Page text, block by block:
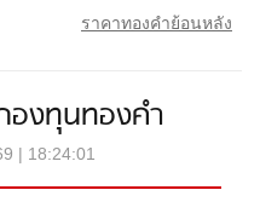
ราคาทองคำย้อนหลัง
องทุนทองคำ
| 18:24:01